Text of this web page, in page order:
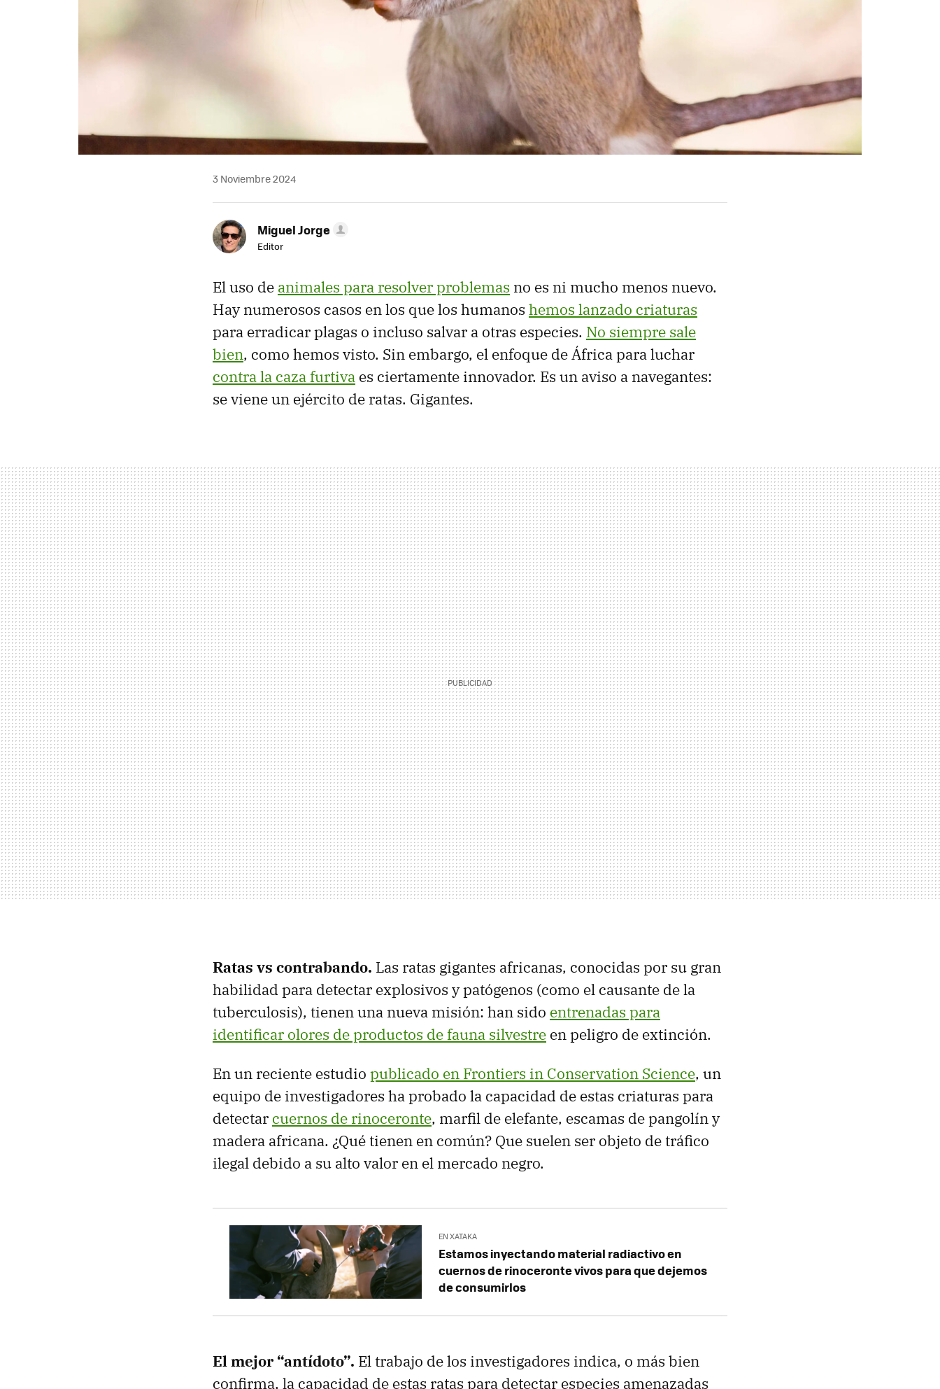
3 Noviembre 2024
Miguel Jorge
Editor
El uso de animales para resolver problemas no es ni mucho menos nuevo.
Hay numerosos casos en los que los humanos hemos lanzado criaturas
para erradicar plagas o incluso salvar a otras especies. No siempre sale
bien, como hemos visto. Sin embargo, el enfoque de África para luchar
contra la caza furtiva es ciertamente innovador. Es un aviso a navegantes:
se viene un ejército de ratas. Gigantes.
Ratas vs contrabando. Las ratas gigantes africanas, conocidas por su gran
habilidad para detectar explosivos y patógenos (como el causante de la
tuberculosis), tienen una nueva misión: han sido entrenadas para
identificar olores de productos de fauna silvestre en peligro de extinción.
En un reciente estudio publicado en Frontiers in Conservation Science, un
equipo de investigadores ha probado la capacidad de estas criaturas para
detectar cuernos de rinoceronte, marfil de elefante, escamas de pangolín y
madera africana. ¿Qué tienen en común? Que suelen ser objeto de tráfico
ilegal debido a su alto valor en el mercado negro.
EN XATAKA
Estamos inyectando material radiactivo en
cuernos de rinoceronte vivos para que dejemos
de consumirlos
El mejor “antídoto”. El trabajo de los investigadores indica, o más bien
confirma, la capacidad de estas ratas para detectar especies amenazadas